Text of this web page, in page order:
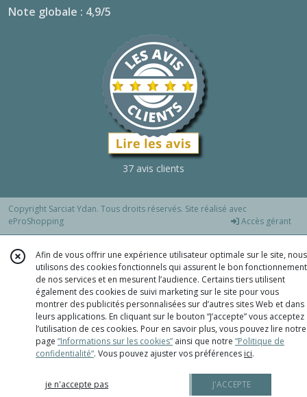
Note globale : 4,9/5
37 avis clients
Copyright Sarciat Ydan. Tous droits réservés. Site réalisé avec
eProShopping
Accès gérant
Afin de vous offrir une expérience utilisateur optimale sur le site, nous
utilisons des cookies fonctionnels qui assurent le bon fonctionnement
de nos services et en mesurent l’audience. Certains tiers utilisent
également des cookies de suivi marketing sur le site pour vous
montrer des publicités personnalisées sur d’autres sites Web et dans
leurs applications. En cliquant sur le bouton “J’accepte” vous acceptez
l’utilisation de ces cookies. Pour en savoir plus, vous pouvez lire notre
page “Informations sur les cookies” ainsi que notre “Politique de
confidentialité“. Vous pouvez ajuster vos préférences ici.
je n'accepte pas J'ACCEPTE